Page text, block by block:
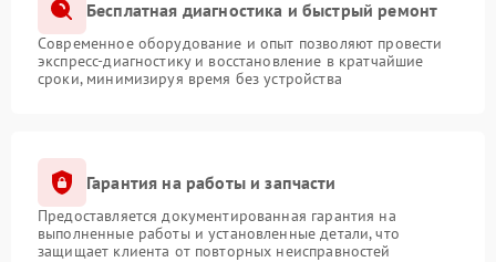
Бесплатная диагностика и быстрый ремонт
Современное оборудование и опыт позволяют провести
экспресс-диагностику и восстановление в кратчайшие
сроки, минимизируя время без устройства
Гарантия на работы и запчасти
Предоставляется документированная гарантия на
выполненные работы и установленные детали, что
защищает клиента от повторных неисправностей